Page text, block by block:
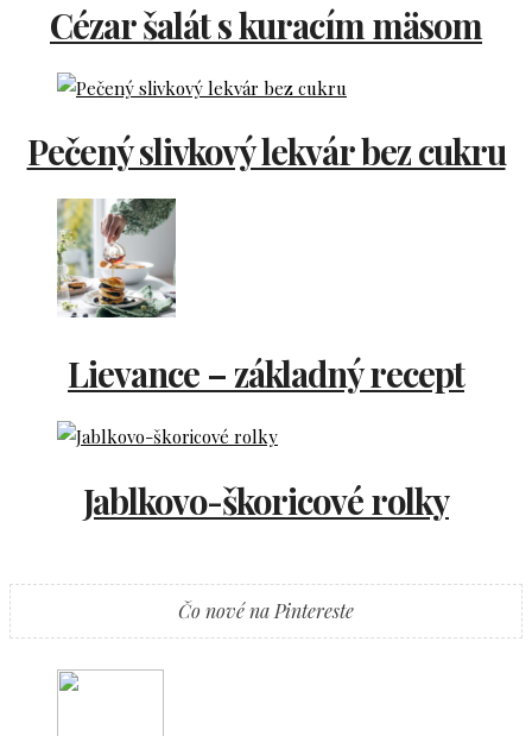
Cézar šalát s kuracím mäsom
Pečený slivkový lekvár bez cukru
Lievance – základný recept
Jablkovo-škoricové rolky
Čo nové na Pintereste